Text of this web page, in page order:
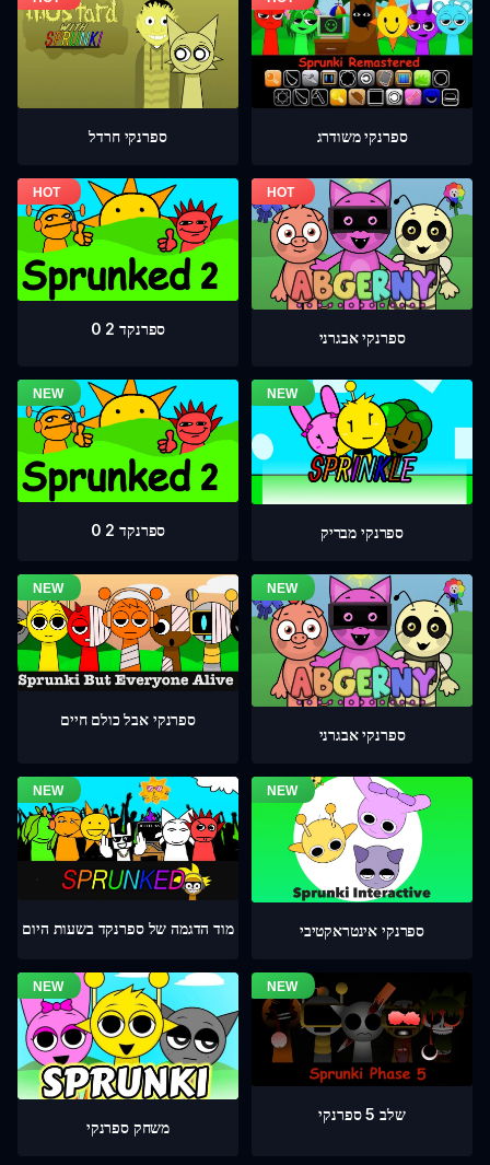
ספרנקי חרדל ספרנקי משודרג
ספרנקד 2 0
ספרנקי אבגרני
ספרנקד 2 0 ספרנקי מבריק
ספרנקי אבל כולם חיים
ספרנקי אבגרני
מוד הדגמה של ספרנקד בשעות היום ספרנקי אינטראקטיבי
משחק ספרנקי
שלב 5 ספרנקי